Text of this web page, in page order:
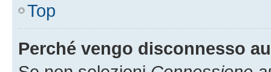
Top
Perché vengo disconnesso